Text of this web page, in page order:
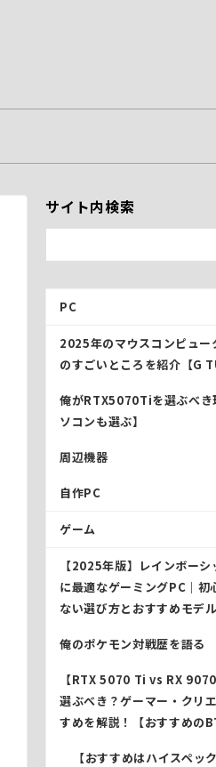
サイト内検索
PC
2025年のマウスコンピュ
のすごいところを紹介【G
俺がRTX5070Tiを選ぶべ
ソコンも選ぶ】
周辺機器
自作PC
ゲーム
【2025年版】レインボー
に最適なゲーミングPC｜初
ない選び方とおすすめモデル
俺のポケモン対戦歴を語る
【RTX 5070 Ti vs RX
選ぶべき？ゲーマー・クリ
すめを解説！【おすすめの
【おすすめはハイスペッ